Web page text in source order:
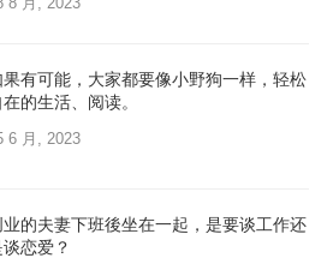
果有可能，大家都要像小野狗一样，轻松
在的生活、阅读。
6 月, 2023
业的夫妻下班後坐在一起，是要谈工作还
恋爱？